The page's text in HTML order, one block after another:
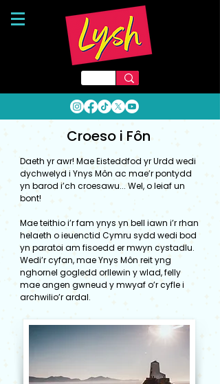
Croeso i Fôn
Daeth yr awr! Mae Eisteddfod yr Urdd wedi
dychwelyd i Ynys Môn ac mae’r pontydd
yn barod i’ch croesawu... Wel, o leiaf un
bont!
Mae teithio i’r fam ynys yn bell iawn i’r rhan
helaeth o ieuenctid Cymru sydd wedi bod
yn paratoi am fisoedd er mwyn cystadlu.
Wedi’r cyfan, mae Ynys Môn reit yng
nghornel gogledd orllewin y wlad, felly
mae angen gwneud y mwyaf o’r cyfle i
archwilio’r ardal.